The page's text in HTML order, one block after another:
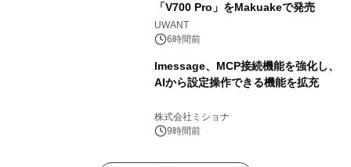
「V700 Pro」をMakuakeで発売
UWANT
6時間前
lmessage、MCP接続機能を強化し、
AIから設定操作できる機能を拡充
株式会社ミショナ
9時間前